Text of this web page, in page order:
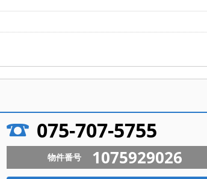
075-707-5755
物件番号 1075929026